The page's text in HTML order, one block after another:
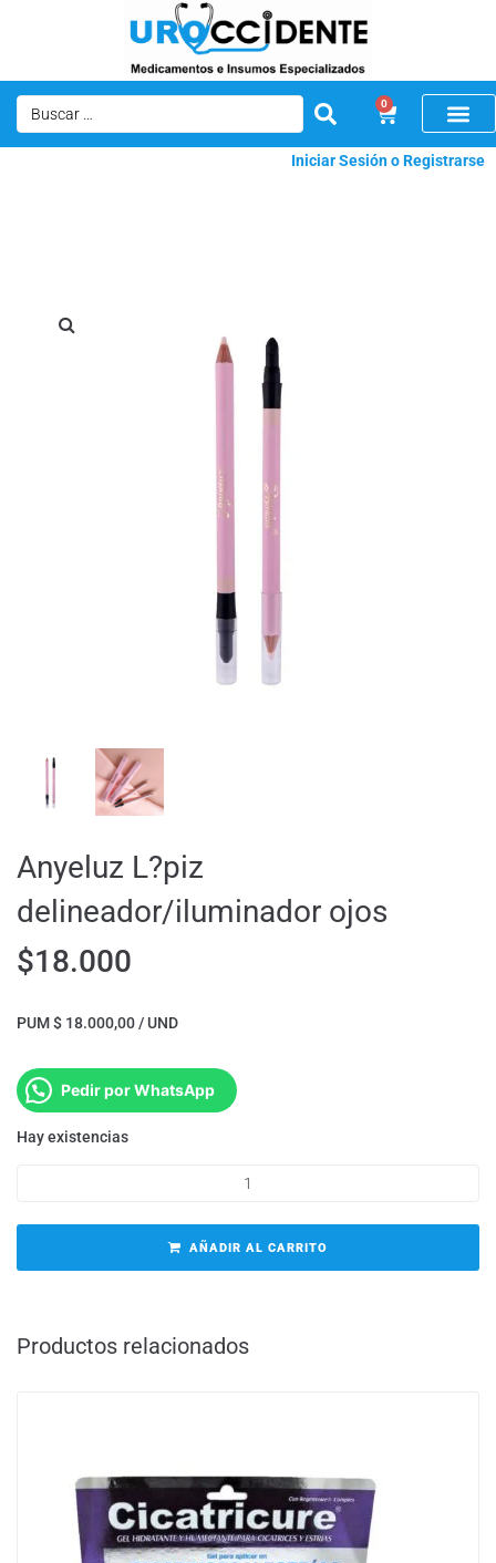
0
Iniciar Sesión o Registrarse
Anyeluz L?piz
delineador/iluminador ojos
$18.000
PUM $ 18.000,00 / UND
Pedir por WhatsApp
Hay existencias
AÑADIR AL CARRITO
Productos relacionados